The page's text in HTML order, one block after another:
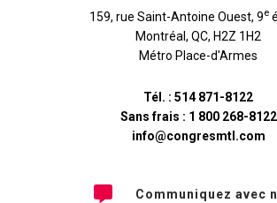
159, rue Saint-Antoine Ouest, 9e
Montréal , QC, H2Z 1H2
Métro Place-d'Armes
Tél. : 514 871-8122
Sans frais : 1 800 268-8122
info@congresmtl.com
Communiquez avec